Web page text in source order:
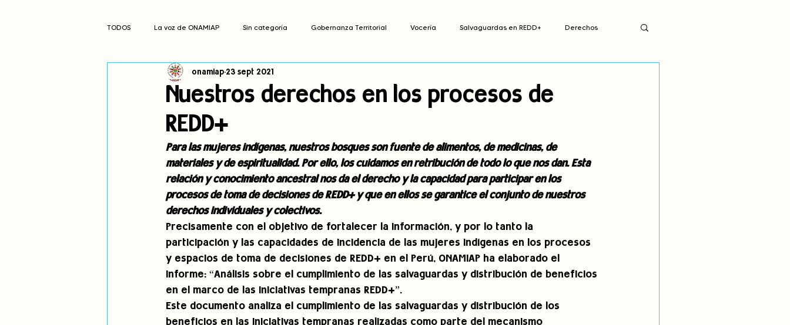
TODOS La voz de ONAMIAP Sin categoría Gobernanza Territorial Vocería Salvaguardas en REDD+ Derechos
Cambio climático Navegador indígena
Pronunciamientos
jóvenes indígenas Incidencias incidencia PNPI Nuestras Raíces Cuentan
Nuestros derechos en los procesos de
REDD+
onamiap 23 sept 2021
Para las mujeres indígenas, nuestros bosques son fuente de alimentos, de medicinas, de
materiales y de espiritualidad. Por ello, los cuidamos en retribución de todo lo que nos dan. Esta
relación y conocimiento ancestral nos da el derecho y la capacidad para participar en los
procesos de toma de decisiones de REDD+ y que en ellos se garantice el conjunto de nuestros
derechos individuales y colectivos.
Precisamente con el objetivo de fortalecer la información, y por lo tanto la
participación y las capacidades de incidencia de las mujeres indígenas en los procesos
y espacios de toma de decisiones de REDD+ en el Perú, ONAMIAP ha elaborado el
informe: “Análisis sobre el cumplimiento de las salvaguardas y distribución de beneficios
en el marco de las iniciativas tempranas REDD+”.
Este documento analiza el cumplimiento de las salvaguardas y distribución de los
beneficios en las iniciativas tempranas realizadas como parte del mecanismo